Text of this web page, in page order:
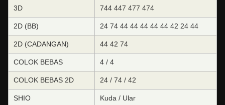
3D 744 447 477 474
2D (BB) 24 74 44 44 44 44 44 42 24 44
2D (CADANGAN) 44 42 74
COLOK BEBAS 4 / 4
COLOK BEBAS 2D 24 / 74 / 42
SHIO Kuda / Ular